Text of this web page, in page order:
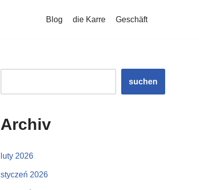
Blog die Karre Geschäft
suchen
Archiv
luty 2026
styczeń 2026